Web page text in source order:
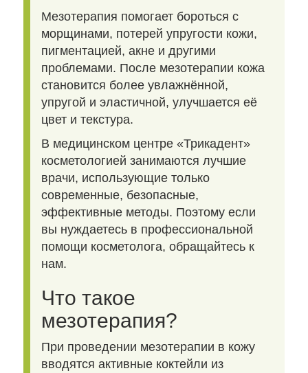
Мезотерапия помогает бороться с
морщинами, потерей упругости кожи,
пигментацией, акне и другими
проблемами. После мезотерапии кожа
становится более увлажнённой,
упругой и эластичной, улучшается её
цвет и текстура.
В медицинском центре «Трикадент»
косметологией занимаются лучшие
врачи, использующие только
современные, безопасные,
эффективные методы. Поэтому если
вы нуждаетесь в профессиональной
помощи косметолога, обращайтесь к
нам.
Что такое
мезотерапия?
При проведении мезотерапии в кожу
вводятся активные коктейли из